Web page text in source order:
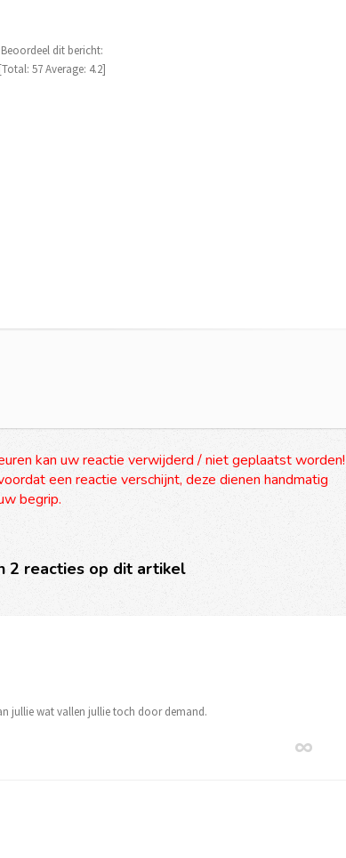
Beoordeel dit bericht:
[Total: 57Average: 4.2]
kan uw reactie verwijderd / niet geplaatst worden!
een reactie verschijnt, deze dienen handmatig
begrip.
2 reacties op dit artikel
jullie wat vallen jullie toch door demand.